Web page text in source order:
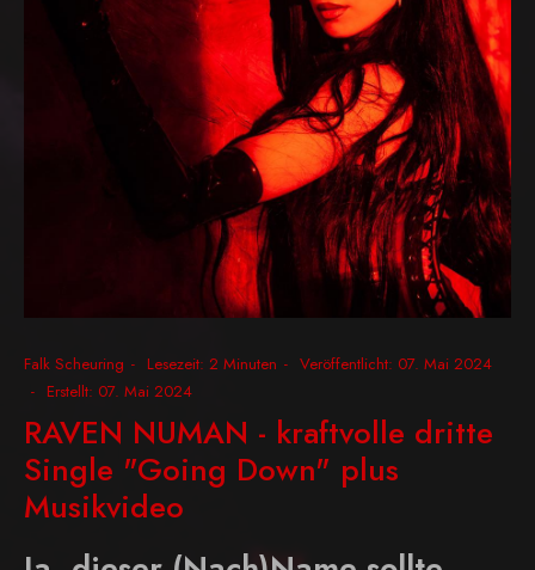
Falk Scheuring Lesezeit: 2 Minuten
Veröffentlicht: 07. Mai 2024
Erstellt: 07. Mai 2024
RAVEN NUMAN - kraftvolle dritte
Single "Going Down" plus
Musikvideo